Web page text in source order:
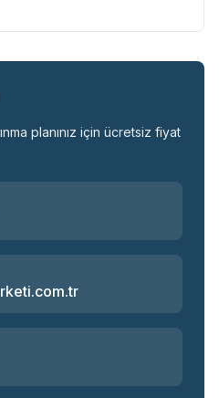
planınız için ücretsiz fiyat